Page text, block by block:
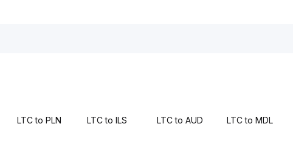
LTC to PLN LTC to ILS LTC to AUD LTC to MDL